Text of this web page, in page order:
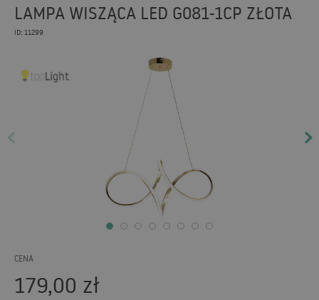
LAMPA WISZĄCA LED G081-1CP ZŁOTA
ID: 11299
CENA
179,00 zł